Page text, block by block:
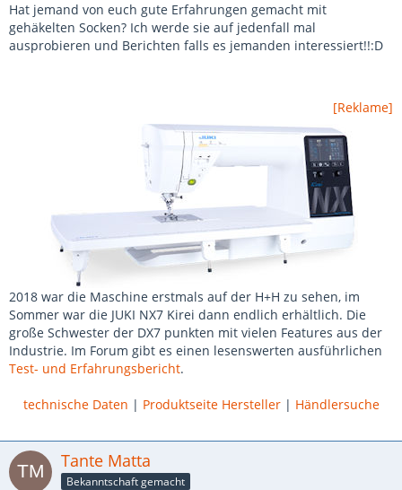
Hat jemand von euch gute Erfahrungen gemacht mit
gehäkelten Socken? Ich werde sie auf jedenfall mal
ausprobieren und Berichten falls es jemanden interessiert!!:D
[Reklame]
2018 war die Maschine erstmals auf der H+H zu sehen, im
Sommer war die JUKI NX7 Kirei dann endlich erhältlich. Die
große Schwester der DX7 punkten mit vielen Features aus der
Industrie. Im Forum gibt es einen lesenswerten ausführlichen
Test- und Erfahrungsbericht.
technische Daten | Produktseite Hersteller| Händlersuche
Tante Matta
Bekanntschaft gemacht